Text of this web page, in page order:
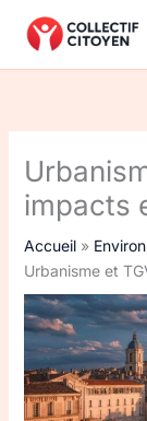
impacts
Accueil
Urbanisme et